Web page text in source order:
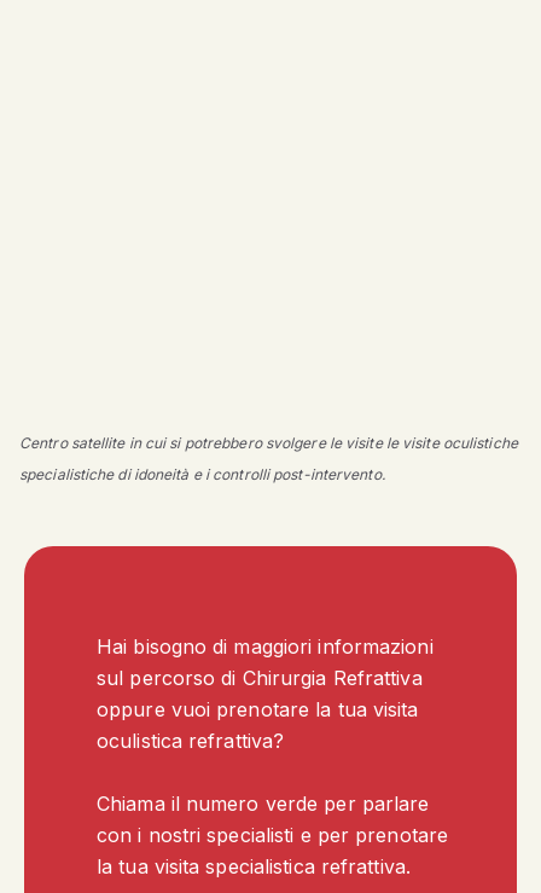
Centro satellite in cui si potrebbero svolgere le visite le visite oculistiche
specialistiche di idoneità e i controlli post-intervento.
Hai bisogno di maggiori informazioni
sul percorso di Chirurgia Refrattiva
oppure vuoi prenotare la tua visita
oculistica refrattiva?
Chiama il numero verde per parlare
con i nostri specialisti e per prenotare
la tua visita specialistica refrattiva.